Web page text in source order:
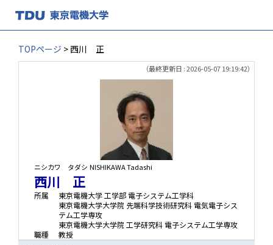
TOPページ > 西川 正
（最終更新日 : 2026-05-07 19:19:42）
ニシカワ タダシ NISHIKAWA Tadashi
西川 正
所属
東京電機大学 工学部 電子システム工学科
東京電機大学大学院 先端科学技術研究科 電気電子シス
テム工学専攻
東京電機大学大学院 工学研究科 電子システム工学専攻
職種
教授